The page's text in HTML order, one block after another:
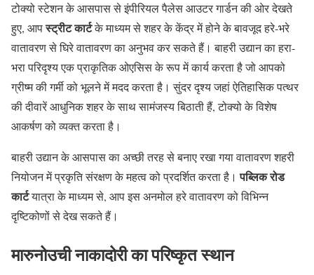
टोक्यो स्टेशन के आसपास से इंपीरियल पैलेस आउटर गार्डन की ओर देखते
हुए, आपस्ट्रीट कार्टके माध्यम से शहर के केंद्र में होने के बावजूद हरे-भरे
वातावरण से घिरे वातावरण का अनुभव कर सकते हैं। बाहरी उद्यान का हरा-
भरा परिदृश्य एक प्राकृतिक ओएसिस के रूप में कार्य करता है जो आपको
ग्रीष्म की गर्मी को भूलने में मदद करता है। सुंदर दृश्य जहां ऐतिहासिक पत्थर
की दीवारें आधुनिक शहर के साथ सामंजस्य बिठाती हैं, टोक्यो के विशेष
आकर्षण को व्यक्त करता है।
बाहरी उद्यान के आसपास का अच्छी तरह से बनाए रखा गया वातावरण शहरी
नियोजन में प्रकृति संरक्षण के महत्व को प्रदर्शित करता है।पब्लिक रोड
कार्टयात्रा के माध्यम से, आप इस अनमोल हरे वातावरण को विभिन्न
दृष्टिकोणों से देख सकते हैं।
मारुनोउची नाकादोरी का परिष्कृत स्थान